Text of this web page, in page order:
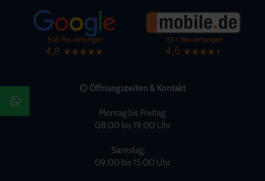
Öffnungszeiten & Kontakt
Montag bis Freitag:
08:00 bis 19:00 Uhr
Samstag:
09:00 bis 15:00 Uhr